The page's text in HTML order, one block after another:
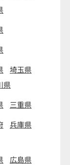
埼玉県
県
三重県
兵庫県
広島県